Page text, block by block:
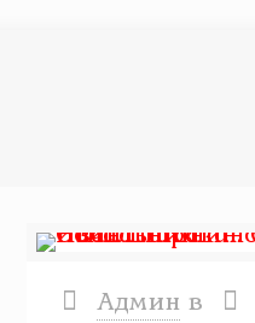
Админ в